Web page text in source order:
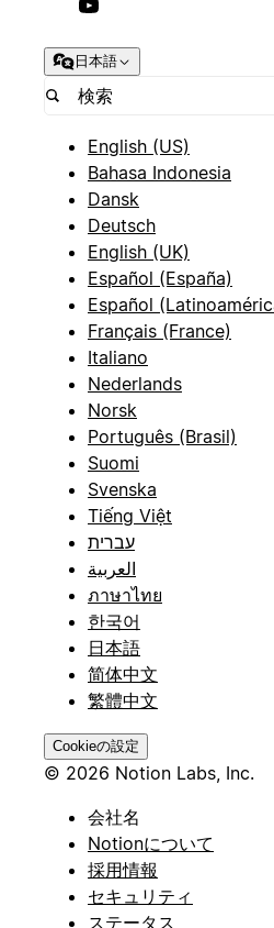
日本語
English (US)
Bahasa Indonesia
Dansk
Deutsch
English (UK)
Español (España)
Español
Français (France)
Italiano
Nederlands
Norsk
Português (Brasil)
Suomi
Svenska
Tiếng Việt
עברית
العربية
ภาษาไทย
한국어
日本語
简体中文
繁體中文
Cookieの設定
© 2026 Notion Labs, Inc.
会社名
Notionについて
採用情報
セキュリティ
ステータス